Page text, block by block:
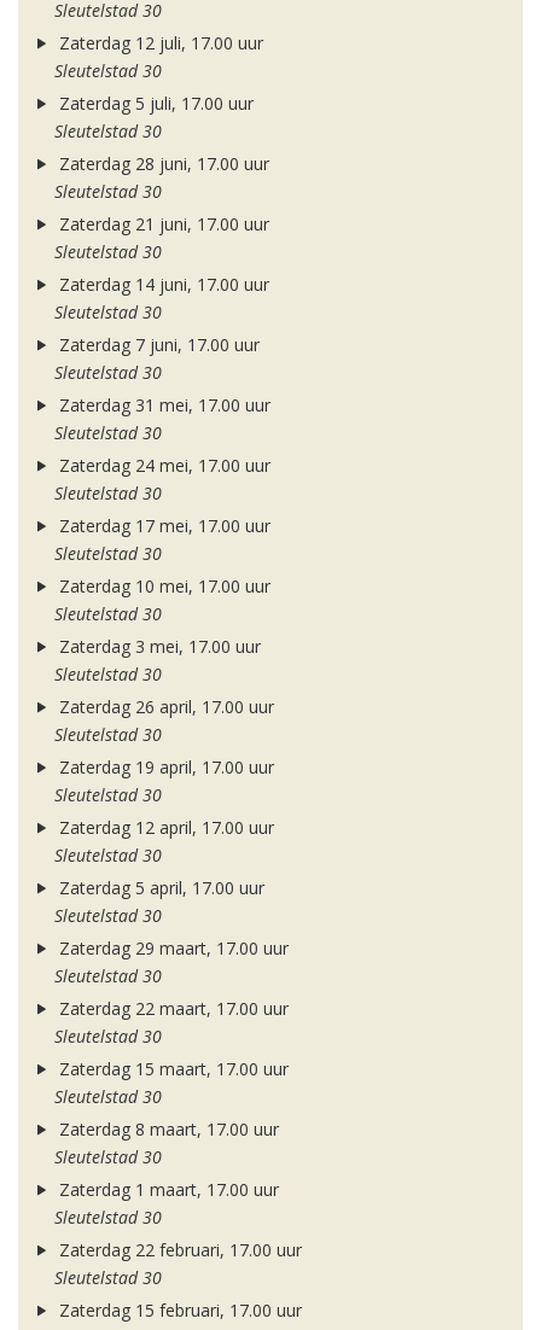
Sleutelstad 30
Zaterdag 12 juli, 17.00 uur
Sleutelstad 30
Zaterdag 5 juli, 17.00 uur
Sleutelstad 30
Zaterdag 28 juni, 17.00 uur
Sleutelstad 30
Zaterdag 21 juni, 17.00 uur
Sleutelstad 30
Zaterdag 14 juni, 17.00 uur
Sleutelstad 30
Zaterdag 7 juni, 17.00 uur
Sleutelstad 30
Zaterdag 31 mei, 17.00 uur
Sleutelstad 30
Zaterdag 24 mei, 17.00 uur
Sleutelstad 30
Zaterdag 17 mei, 17.00 uur
Sleutelstad 30
Zaterdag 10 mei, 17.00 uur
Sleutelstad 30
Zaterdag 3 mei, 17.00 uur
Sleutelstad 30
Zaterdag 26 april, 17.00 uur
Sleutelstad 30
Zaterdag 19 april, 17.00 uur
Sleutelstad 30
Zaterdag 12 april, 17.00 uur
Sleutelstad 30
Zaterdag 5 april, 17.00 uur
Sleutelstad 30
Zaterdag 29 maart, 17.00 uur
Sleutelstad 30
Zaterdag 22 maart, 17.00 uur
Sleutelstad 30
Zaterdag 15 maart, 17.00 uur
Sleutelstad 30
Zaterdag 8 maart, 17.00 uur
Sleutelstad 30
Zaterdag 1 maart, 17.00 uur
Sleutelstad 30
Zaterdag 22 februari, 17.00 uur
Sleutelstad 30
Zaterdag 15 februari, 17.00 uur